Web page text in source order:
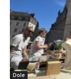
Dole